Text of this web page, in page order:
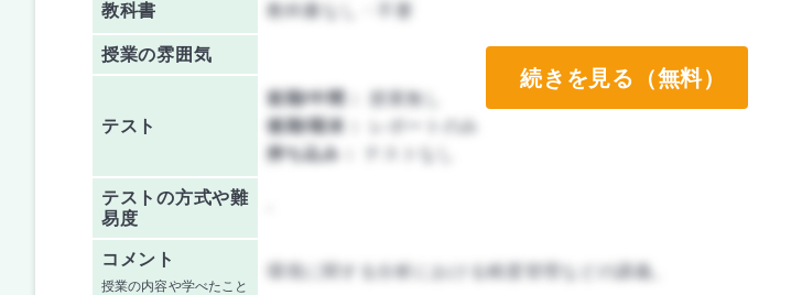
教科書 教科書なし・不要
授業の雰囲気
テスト
前期/中間：
授業無し
後期/期末：
レポートのみ
持ち込み：
テストの方式や難
易度
コメント
授業の内容や学べたこと
環境に関する分析における精度管理などの講義。
続きを見る（無料）